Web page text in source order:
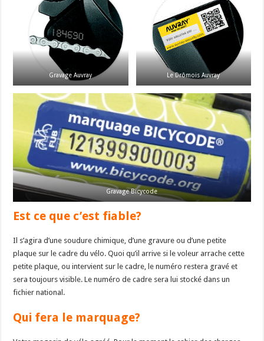
Gravage Auvray Le Drômois Auvray
Gravage Bicycode
Est ce que c’est fiable?
Il s’agira d’une soudure chimique, d’une gravure ou d’une petite
plaque sur le cadre du vélo. Quoi qu’il arrive si le voleur arrache cette
petite plaque, ou intervient sur le cadre, le numéro restera gravé et
sera toujours visible. Le numéro de cadre sera lui stocké dans un
fichier national.
Qui fera le marquage?